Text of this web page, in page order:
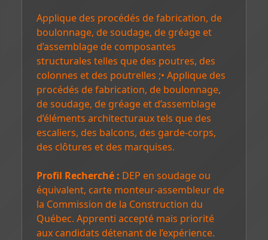
Applique des procédés de fabrication, de
boulonnage, de soudage, de gréage et
d’assemblage de composantes
structurales telles que des poutres, des
colonnes et des poutrelles ;• Applique des
procédés de fabrication, de boulonnage,
de soudage, de gréage et d’assemblage
d’éléments architecturaux tels que des
escaliers, des balcons, des garde-corps,
des clôtures et des marquises.
Profil Recherché : DEP en soudage ou
équivalent, carte monteur-assembleur de
la Commission de la Construction du
Québec. Apprenti accepté mais priorité
aux candidats détenant de l’expérience.